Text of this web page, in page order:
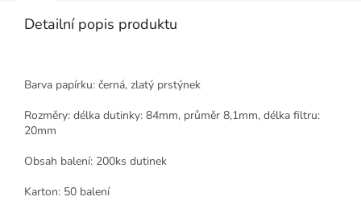
Detailní popis produktu
Barva papírku: černá, zlatý prstýnek
Rozměry: délka dutinky: 84mm, průměr 8,1mm, délka filtru:
20mm
Obsah balení: 200ks dutinek
Karton: 50 balení